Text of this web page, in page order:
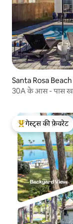
Santa Rosa Beach
30A के आस - पास
गेस्ट्स का टॉप फ़ेवरेट
गेस्ट्स की फ़ेवरेट